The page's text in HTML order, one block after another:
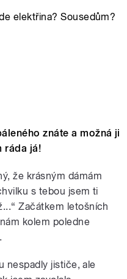
elektřina? Sousedům?
znáte a možná ji
ráda já!
že krásným dámám
s tebou jsem ti
Začátkem letošních
kolem poledne
nespadly jističe, ale